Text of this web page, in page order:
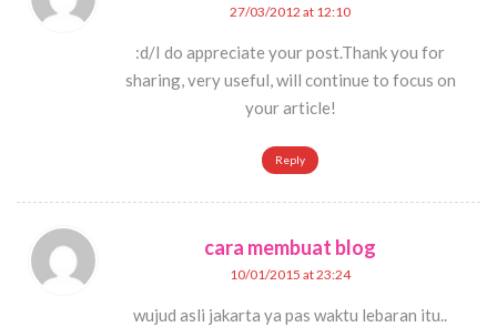
27/03/2012 at 12:10
:d/I do appreciate your post.Thank you for
sharing, very useful, will continue to focus on
your article!
Reply
cara membuat blog
10/01/2015 at 23:24
wujud asli jakarta ya pas waktu lebaran itu..